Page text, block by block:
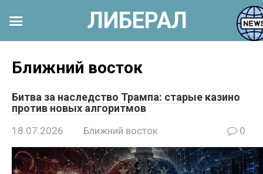
Ближний восток
Битва за наследство Трампа: старые казино
против новых алгоритмов
18.07.2026 Ближний восток 0
ЛИБЕРАЛ